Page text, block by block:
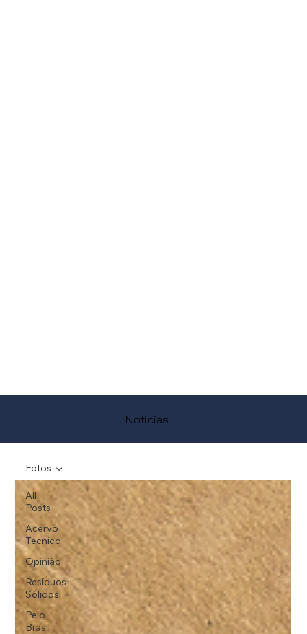
Notícias
All
Posts
Acervo
Técnico
Opinião
Resíduos
Sólidos
Pelo
Brasil
Fotos